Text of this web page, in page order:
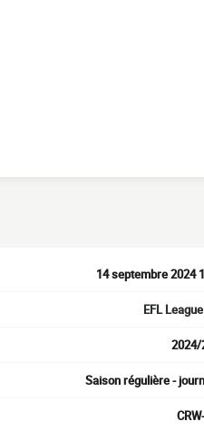
14 septembre 2024
EFL
2024/
Saison régulière -